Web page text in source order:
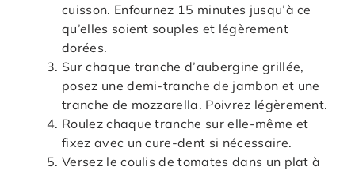
cuisson. Enfournez 15 minutes jusqu’à ce
qu’elles soient souples et légèrement
dorées.
Sur chaque tranche d’aubergine grillée,
posez une demi-tranche de jambon et une
tranche de mozzarella. Poivrez légèrement.
Roulez chaque tranche sur elle-même et
fixez avec un cure-dent si nécessaire.
Versez le coulis de tomates dans un plat à